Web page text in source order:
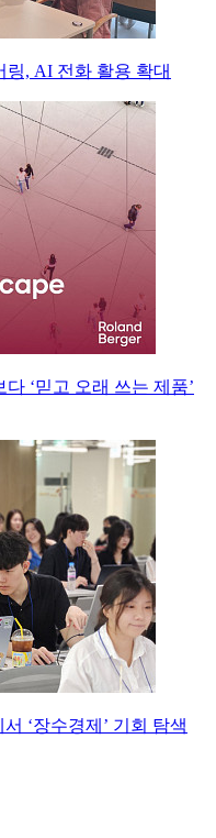
링, AI 전화 활용 확대
‘믿고 오래 쓰는 제품’
‘장수경제’ 기회 탐색